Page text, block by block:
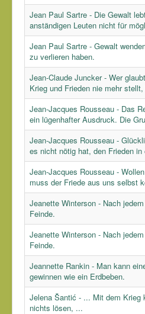
Jean Paul Sartre - Die Gewalt
anständigen Leuten nicht für
Jean Paul Sartre - Gewalt
zu verlieren haben.
Jean-Claude Juncker - Wer
Krieg und Frieden nie mehr
Jean-Jacques Rousseau - Das
ein lügenhafter Ausdruck. Die
Jean-Jacques Rousseau -
es nicht nötig hat, den Frieden
Jean-Jacques Rousseau -
muss der Friede aus uns selbst
Jeanette Winterson - Nach
Feinde.
Jeanette Winterson - Nach
Feinde.
Jeannette Rankin - Man kann
gewinnen wie ein Erdbeben.
Jelena Šantić - ... Mit dem Krieg
nichts lösen, ...